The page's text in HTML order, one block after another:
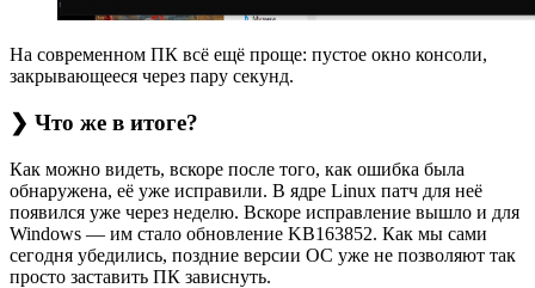
На современном ПК всё ещё проще: пустое окно консоли,
закрывающееся через пару секунд.
❯ Что же в итоге?
Как можно видеть, вскоре после того, как ошибка была
обнаружена, её уже исправили. В ядре Linux патч для неё
появился уже через неделю. Вскоре исправление вышло и для
Windows — им стало обновление KB163852. Как мы сами
сегодня убедились, поздние версии ОС уже не позволяют так
просто заставить ПК зависнуть.